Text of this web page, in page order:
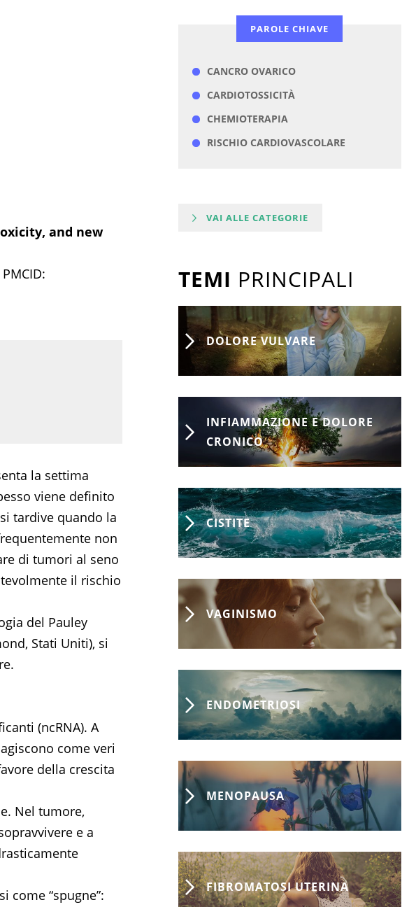
and new
la settima
viene definito
tardive quando la
non
di tumori al seno
il rischio
del Pauley
Stati Uniti), si
(ncRNA). A
come veri
della crescita
Nel tumore,
e a
come “spugne”:
PAROLE CHIAVE
CANCRO OVARICO
CARDIOTOSSICITÀ
CHEMIOTERAPIA
RISCHIO CARDIOVASCOLARE
VAI ALLE CATEGORIE
TEMI PRINCIPALI
DOLORE VULVARE
INFIAMMAZIONE E DOLORE
CRONICO
CISTITE
VAGINISMO
ENDOMETRIOSI
MENOPAUSA
FIBROMATOSI UTERINA